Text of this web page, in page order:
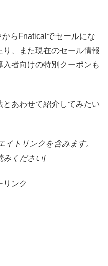
らFnaticalでセールにな
、また現在のセール情報
者向けの特別クーポンも
あわせて紹介してみたい
トリンクを含みます。
みください]
リンク